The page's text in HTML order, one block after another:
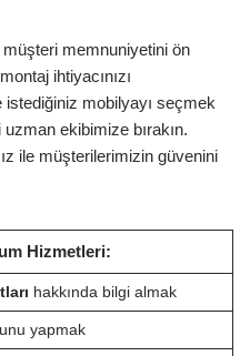
memnuniyetini ön
ihtiyacınızı
istediğiniz mobilyayı seçmek
ekibimize bırakın.
ile müşterilerimizin güvenini
Hizmetleri:
hakkında bilgi almak
yapmak